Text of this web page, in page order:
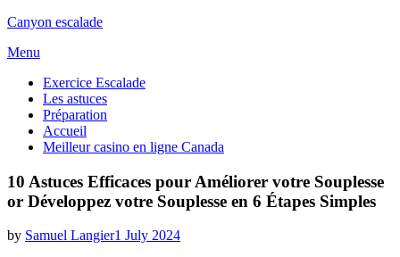
Canyon escalade
Skip
content
Menu
Exercice Escalade
Les astuces
Préparation
Accueil
Meilleur casino en ligne Canada
10 Astuces Efficaces pour Améliorer votre Souplesse
or Développez votre Souplesse en 6 Étapes Simples
by Samuel LangierPosted
1 July 2024